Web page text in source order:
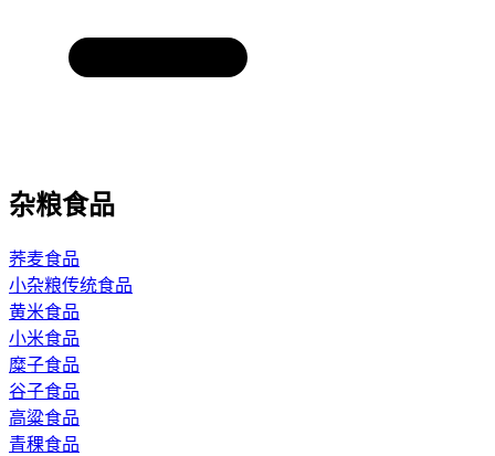
杂粮食品
荞麦食品
小杂粮传统食品
黄米食品
小米食品
糜子食品
谷子食品
高粱食品
青稞食品